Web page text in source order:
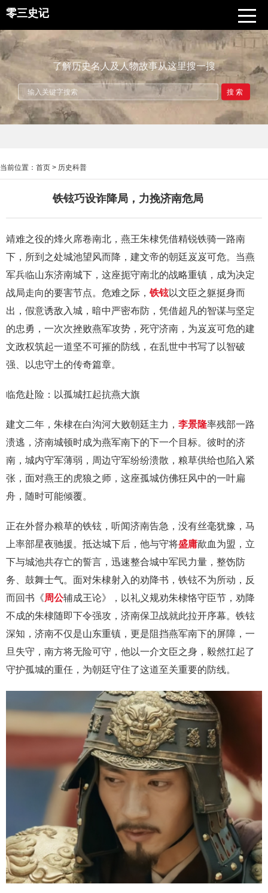
零三史记
了解历史名人及人物故事从这里搜一搜
搜索
当前位置： 首页 > 历史科普
铁铉巧设诈降局，力挽济南危局
靖难之役的烽火席卷南北，燕王朱棣凭借精锐铁骑一路南
下，所到之处城池望风而降，建文帝的朝廷岌岌可危。当燕
军兵临山东济南城下，这座扼守南北的战略重镇，成为决定
战局走向的要害节点。危难之际， 铁铉以文臣之躯挺身而
出，假意诱敌入城，暗中严密布防，凭借超凡的智谋与坚定
的忠勇，一次次挫败燕军攻势，死守济南，为岌岌可危的建
文政权筑起一道坚不可摧的防线，在乱世中书写了以智破
强、以忠守土的传奇篇章。
临危赴险：以孤城扛起抗燕大旗
建文二年，朱棣在白沟河大败朝廷主力， 李景隆率残部一路
溃逃，济南城顿时成为燕军南下的下一个目标。彼时的济
南，城内守军薄弱，周边守军纷纷溃散，粮草供给也陷入紧
张，面对燕王的虎狼之师，这座孤城仿佛狂风中的一叶扁
舟，随时可能倾覆。
正在外督办粮草的铁铉，听闻济南告急，没有丝毫犹豫，马
上率部星夜驰援。抵达城下后，他与守将盛庸歃血为盟，立
下与城池共存亡的誓言，迅速整合城中军民力量，整饬防
务、鼓舞士气。面对朱棣射入的劝降书，铁铉不为所动，反
而回书《周公辅成王论》，以礼义规劝朱棣恪守臣节，劝降
不成的朱棣随即下令强攻，济南保卫战就此拉开序幕。铁铉
深知，济南不仅是山东重镇，更是阻挡燕军南下的屏障，一
旦失守，南方将无险可守，他以一介文臣之身，毅然扛起了
守护孤城的重任，为朝廷守住了这道至关重要的防线。